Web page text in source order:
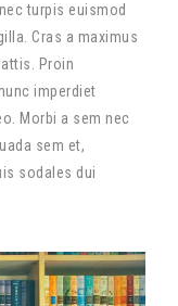
turpis euismod
Cras a maximus
Proin
imperdiet
Morbi a sem nec
sem et,
sodales dui